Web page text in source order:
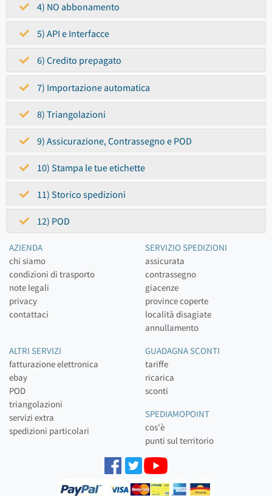
4) NO abbonamento
5) API e Interfacce
6) Credito prepagato
7) Importazione automatica
8) Triangolazioni
9) Assicurazione, Contrassegno e POD
10) Stampa le tue etichette
11) Storico spedizioni
12) POD
AZIENDA
chi siamo
condizioni di trasporto
note legali
privacy
contattaci
SERVIZIO SPEDIZIONI
assicurata
contrassegno
giacenze
province coperte
località disagiate
annullamento
ALTRI SERVIZI
fatturazione elettronica
ebay
POD
triangolazioni
servizi extra
spedizioni particolari
GUADAGNA SCONTI
tariffe
ricarica
sconti
SPEDIAMOPOINT
cos'è
punti sul territorio